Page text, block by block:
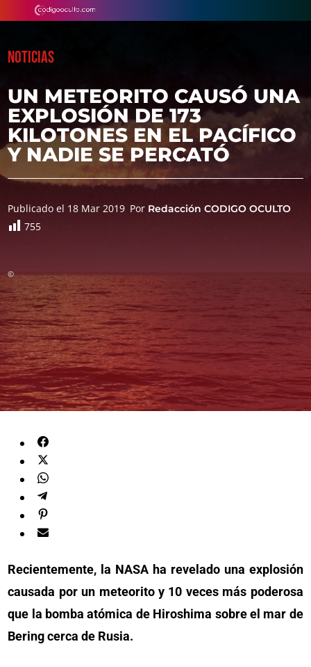
NOTICIAS
UN METEORITO CAUSÓ UNA
EXPLOSIÓN DE 173
KILOTONES EN EL PACÍFICO
Y NADIE SE PERCATÓ
Publicado el 18 Mar 2019 Por Redacción CODIGO OCULTO
755
©
Recientemente, la NASA ha revelado una explosión
causada por un meteorito y 10 veces más poderosa
que la bomba atómica de Hiroshima sobre el mar de
Bering cerca de Rusia.